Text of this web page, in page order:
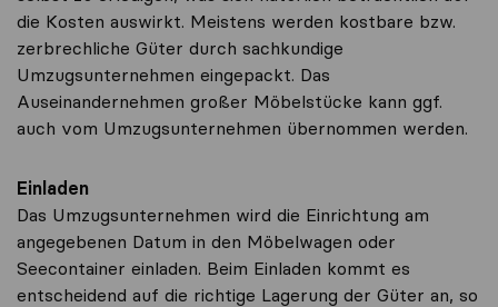
die Kosten auswirkt. Meistens werden kostbare bzw.
zerbrechliche Güter durch sachkundige
Umzugsunternehmen eingepackt. Das
Auseinandernehmen großer Möbelstücke kann ggf.
auch vom Umzugsunternehmen übernommen werden.
Einladen
Das Umzugsunternehmen wird die Einrichtung am
angegebenen Datum in den Möbelwagen oder
Seecontainer einladen. Beim Einladen kommt es
entscheidend auf die richtige Lagerung der Güter an, so